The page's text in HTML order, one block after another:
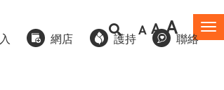
A A A
網店 護持 聯絡